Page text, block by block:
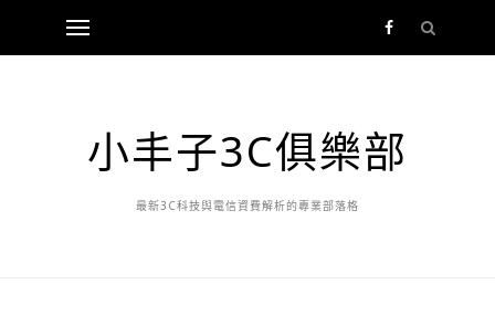
小丰子3C俱樂部
最新3C科技與電信資費解析的專業部落格